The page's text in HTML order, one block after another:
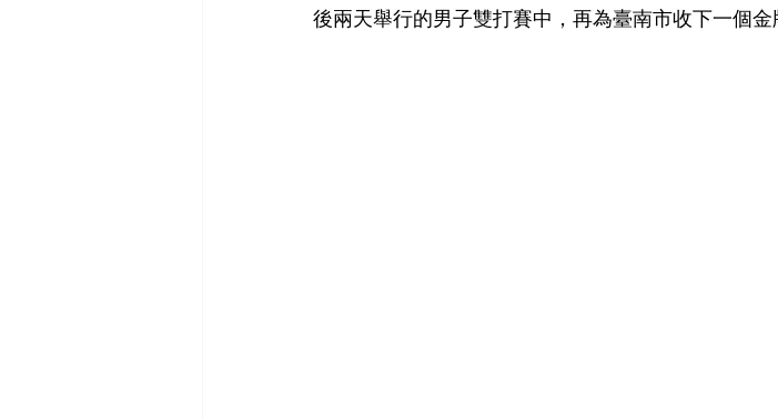
後兩天舉行的男子雙打賽中，再為臺南市收下一個金